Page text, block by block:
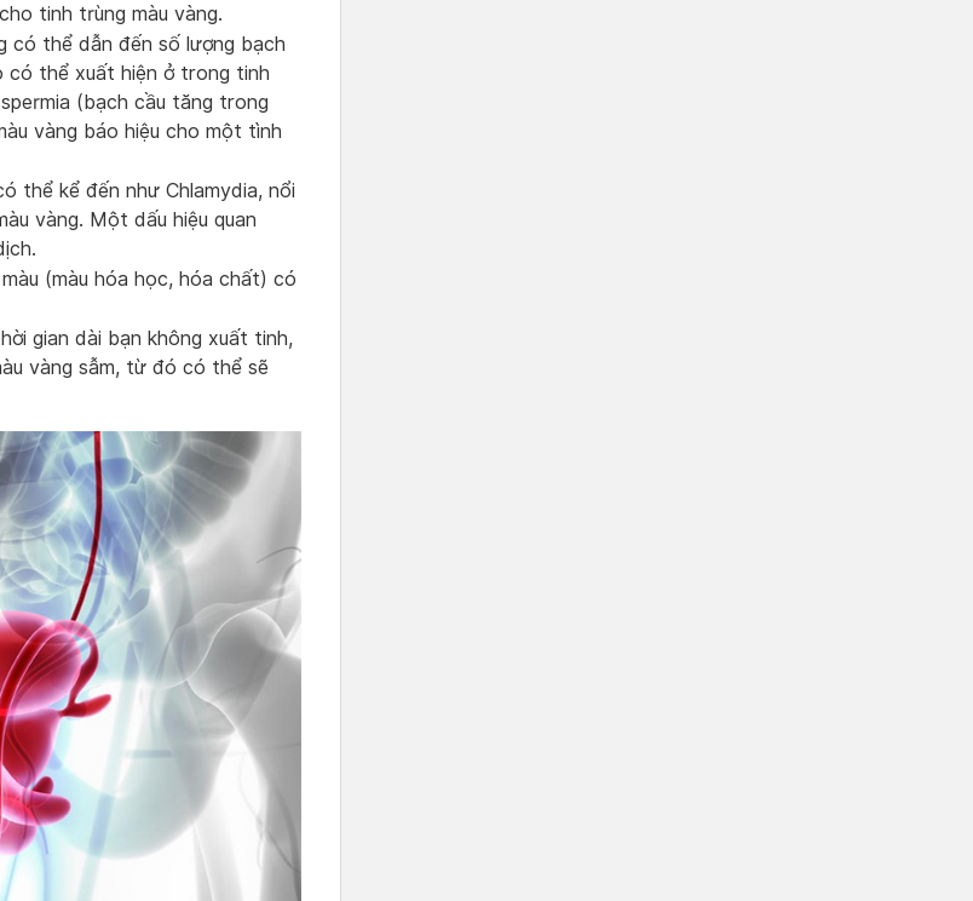
tinh trùng màu vàng.
có thể dẫn đến số lượng bạch
có thể xuất hiện ở trong tinh
(bạch cầu tăng trong
vàng báo hiệu cho một tình
thể kể đến như Chlamydia, nổi
vàng. Một dấu hiệu quan
(màu hóa học, hóa chất) có
gian dài bạn không xuất tinh,
vàng sẫm, từ đó có thể sẽ